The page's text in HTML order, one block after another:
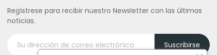
Regístrese para recibir nuestro Newsletter con las últimas
noticias.
Suscribirse